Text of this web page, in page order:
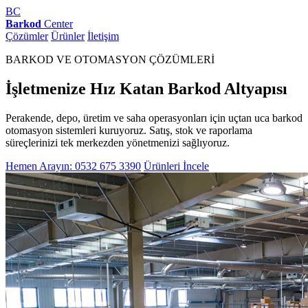
BC
Barkod Center
Çözümler Ürünler İletişim
BARKOD VE OTOMASYON ÇÖZÜMLERİ
İşletmenize Hız Katan Barkod Altyapısı
Perakende, depo, üretim ve saha operasyonları için uçtan uca barkod
otomasyon sistemleri kuruyoruz. Satış, stok ve raporlama
süreçlerinizi tek merkezden yönetmenizi sağlıyoruz.
Hemen Arayın: 0532 675 3390 Ürünleri İncele